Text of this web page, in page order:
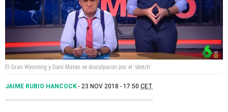
El Gran Wyoming y Dani Mateo se disculparon por el 'sketch'
JAIME RUBIO HANCOCK 23 NOV 2018 - 17:50 CET